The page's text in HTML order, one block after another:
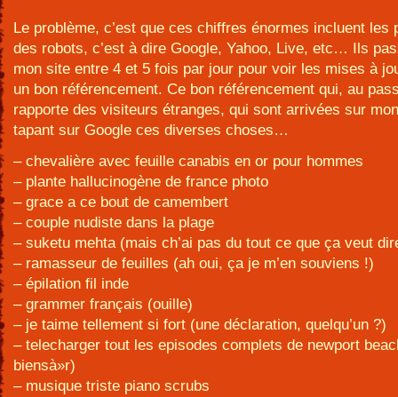
Le problème, c’est que ces chiffres énormes incluent les
des robots, c’est à dire Google, Yahoo, Live, etc… Ils
mon site entre 4 et 5 fois par jour pour voir les mises à
un bon référencement. Ce bon référencement qui, au
rapporte des visiteurs étranges, qui sont arrivées sur
tapant sur Google ces diverses choses…
– chevalière avec feuille canabis en or pour hommes
– plante hallucinogène de france photo
– grace a ce bout de camembert
– couple nudiste dans la plage
– suketu mehta (mais ch’ai pas du tout ce que ça veut
– ramasseur de feuilles (ah oui, ça je m’en souviens !)
– épilation fil inde
– grammer français (ouille)
– je taime tellement si fort (une déclaration, quelqu’un ?)
– telecharger tout les episodes complets de newport
biensà»r)
– musique triste piano scrubs